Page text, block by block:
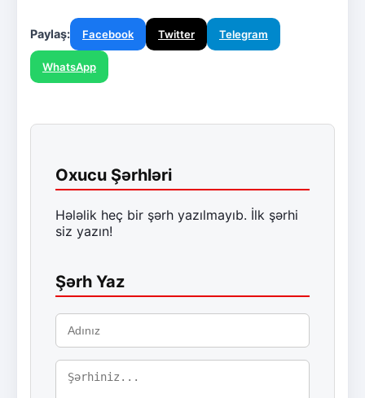
Paylaş: Facebook Twitter Telegram
WhatsApp
Oxucu Şərhləri
Hələlik heç bir şərh yazılmayıb. İlk şərhi
siz yazın!
Şərh Yaz